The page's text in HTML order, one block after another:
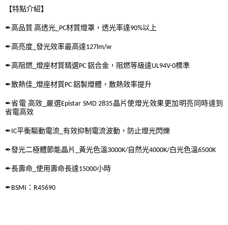
【特點介紹】
✒高品質 高透光_PC材質燈罩，透光率達90%以上
✒高亮度_發光效率最高達127lm/w
✒高阻燃_燈座材質精選PC 鋁合金，阻燃等級達UL94V-0標準
✒散熱佳_燈座材質PC 鋁製燈體，散熱效率提升
✒省電 高效_嚴選Epistar SMD 2835晶片使燈光效果更加明亮同時達到
省電高效
✒IC平衡驅動電流_有效抑制電流波動，防止燈光閃爍
✒發光二極體節能晶片_黃光色溫3000K/自然光4000K/白光色溫6500K
✒長壽命_使用壽命長達15000小時
✒BSMI：R45690